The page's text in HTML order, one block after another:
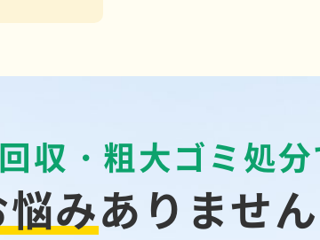
収・粗大ゴミ処
みありませ